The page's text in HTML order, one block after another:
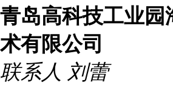
青岛高科技工业园
术有限公司
联系人 刘蕾